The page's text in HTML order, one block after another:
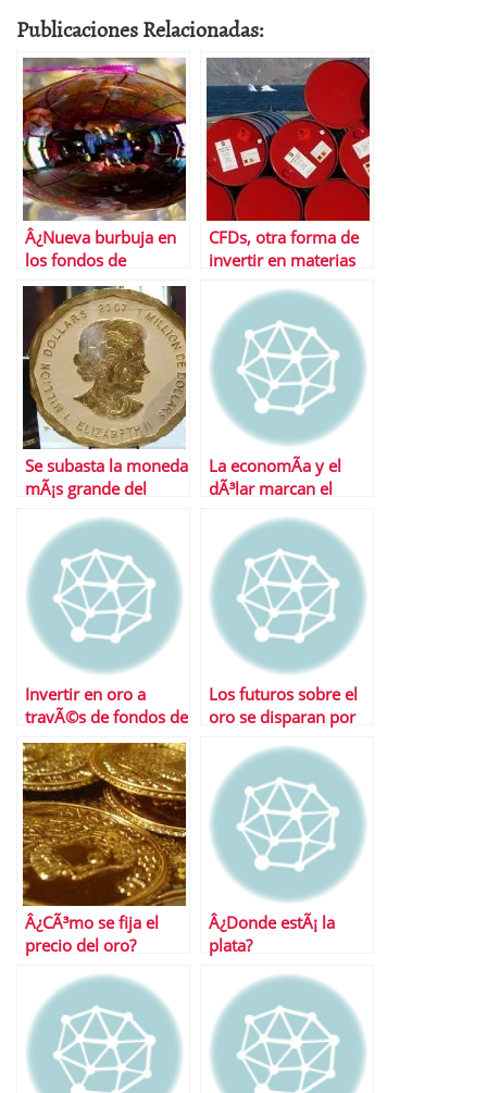
Publicaciones Relacionadas:
Â¿Nueva burbuja en
los fondos de
materias primas?
CFDs, otra forma de
invertir en materias
Se subasta la moneda
mÃ¡s grande del
La economÃ­a y el
dÃ³lar marcan el
primas
Invertir en oro a
travÃ©s de fondos de
inversiÃ³n
Los futuros sobre el
oro se disparan por
dÃ³lares
Â¿CÃ³mo se fija el
precio del oro?
Â¿Donde estÃ¡ la
plata?